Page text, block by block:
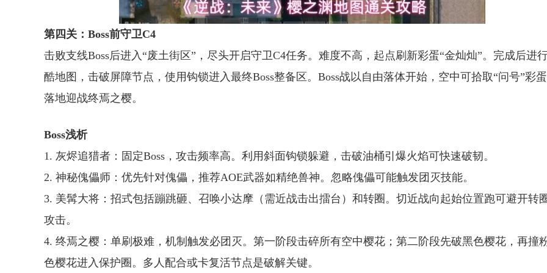
第四关：Boss前守卫C4
击败支线Boss后进入“废土街区”，尽头开启守卫C4任务。难度不高，起点刷新彩蛋“金灿灿”。完成后进
酷地图，击破屏障节点，使用钩锁进入最终Boss整备区。Boss战以自由落体开始，空中可拾取“问号”彩蛋
落地迎战终焉之樱。
Boss浅析
1. 灰烬追猎者：固定Boss，攻击频率高。利用斜面钩锁躲避，击破油桶引爆火焰可快速破韧。
2. 神秘傀儡师：优先针对傀儡，推荐AOE武器如精绝兽神。忽略傀儡可能触发团灭技能。
3. 美髯大将：招式包括蹦跳砸、召唤小达摩（需近战击出擂台）和转圈。切近战向起始位置跑可避开转
攻击。
4. 终焉之樱：单刷极难，机制触发必团灭。第一阶段击碎所有空中樱花；第二阶段先破黑色樱花，再撞
色樱花进入保护圈。多人配合或卡复活节点是破解关键。